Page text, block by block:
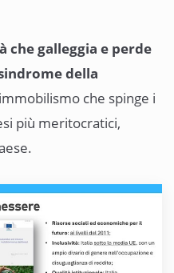
che galleggia e perde
della
che spinge i
più meritocratici,